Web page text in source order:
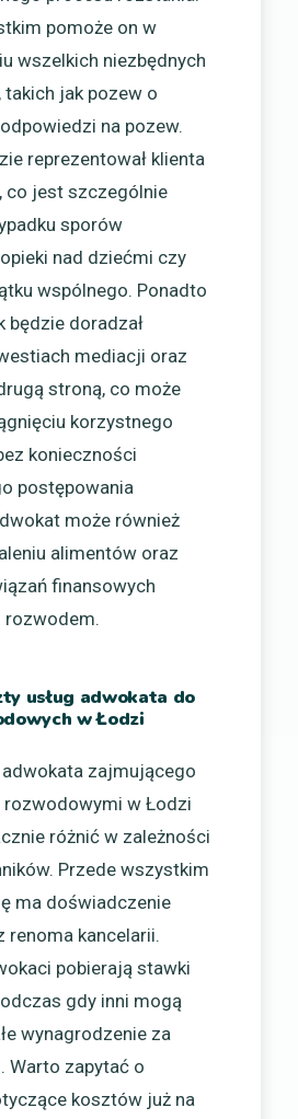
pomoże on w
wszelkich niezbędnych
takich jak pozew o
na pozew.
reprezentował klienta
co jest szczególnie
sporów
nad dziećmi czy
wspólnego. Ponadto
będzie doradzał
mediacji oraz
stroną, co może
korzystnego
konieczności
postępowania
może również
alimentów oraz
finansowych
rozwodem.
usług adwokata do
w Łodzi
adwokata zajmującego
rozwodowymi w Łodzi
różnić w zależności
Przede wszystkim
ma doświadczenie
renoma kancelarii.
pobierają stawki
gdy inni mogą
wynagrodzenie za
Warto zapytać o
kosztów już na